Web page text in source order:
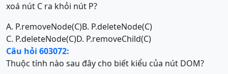
xoá nút C ra khỏi nút P?
A. P.removeNode(C)B. P.deleteNode(C)
C. P.deleteNode(C)D. P.removeChild(C)
Câu hỏi 603072:
Thuộc tính nào sau đây cho biết kiểu của nút DOM?